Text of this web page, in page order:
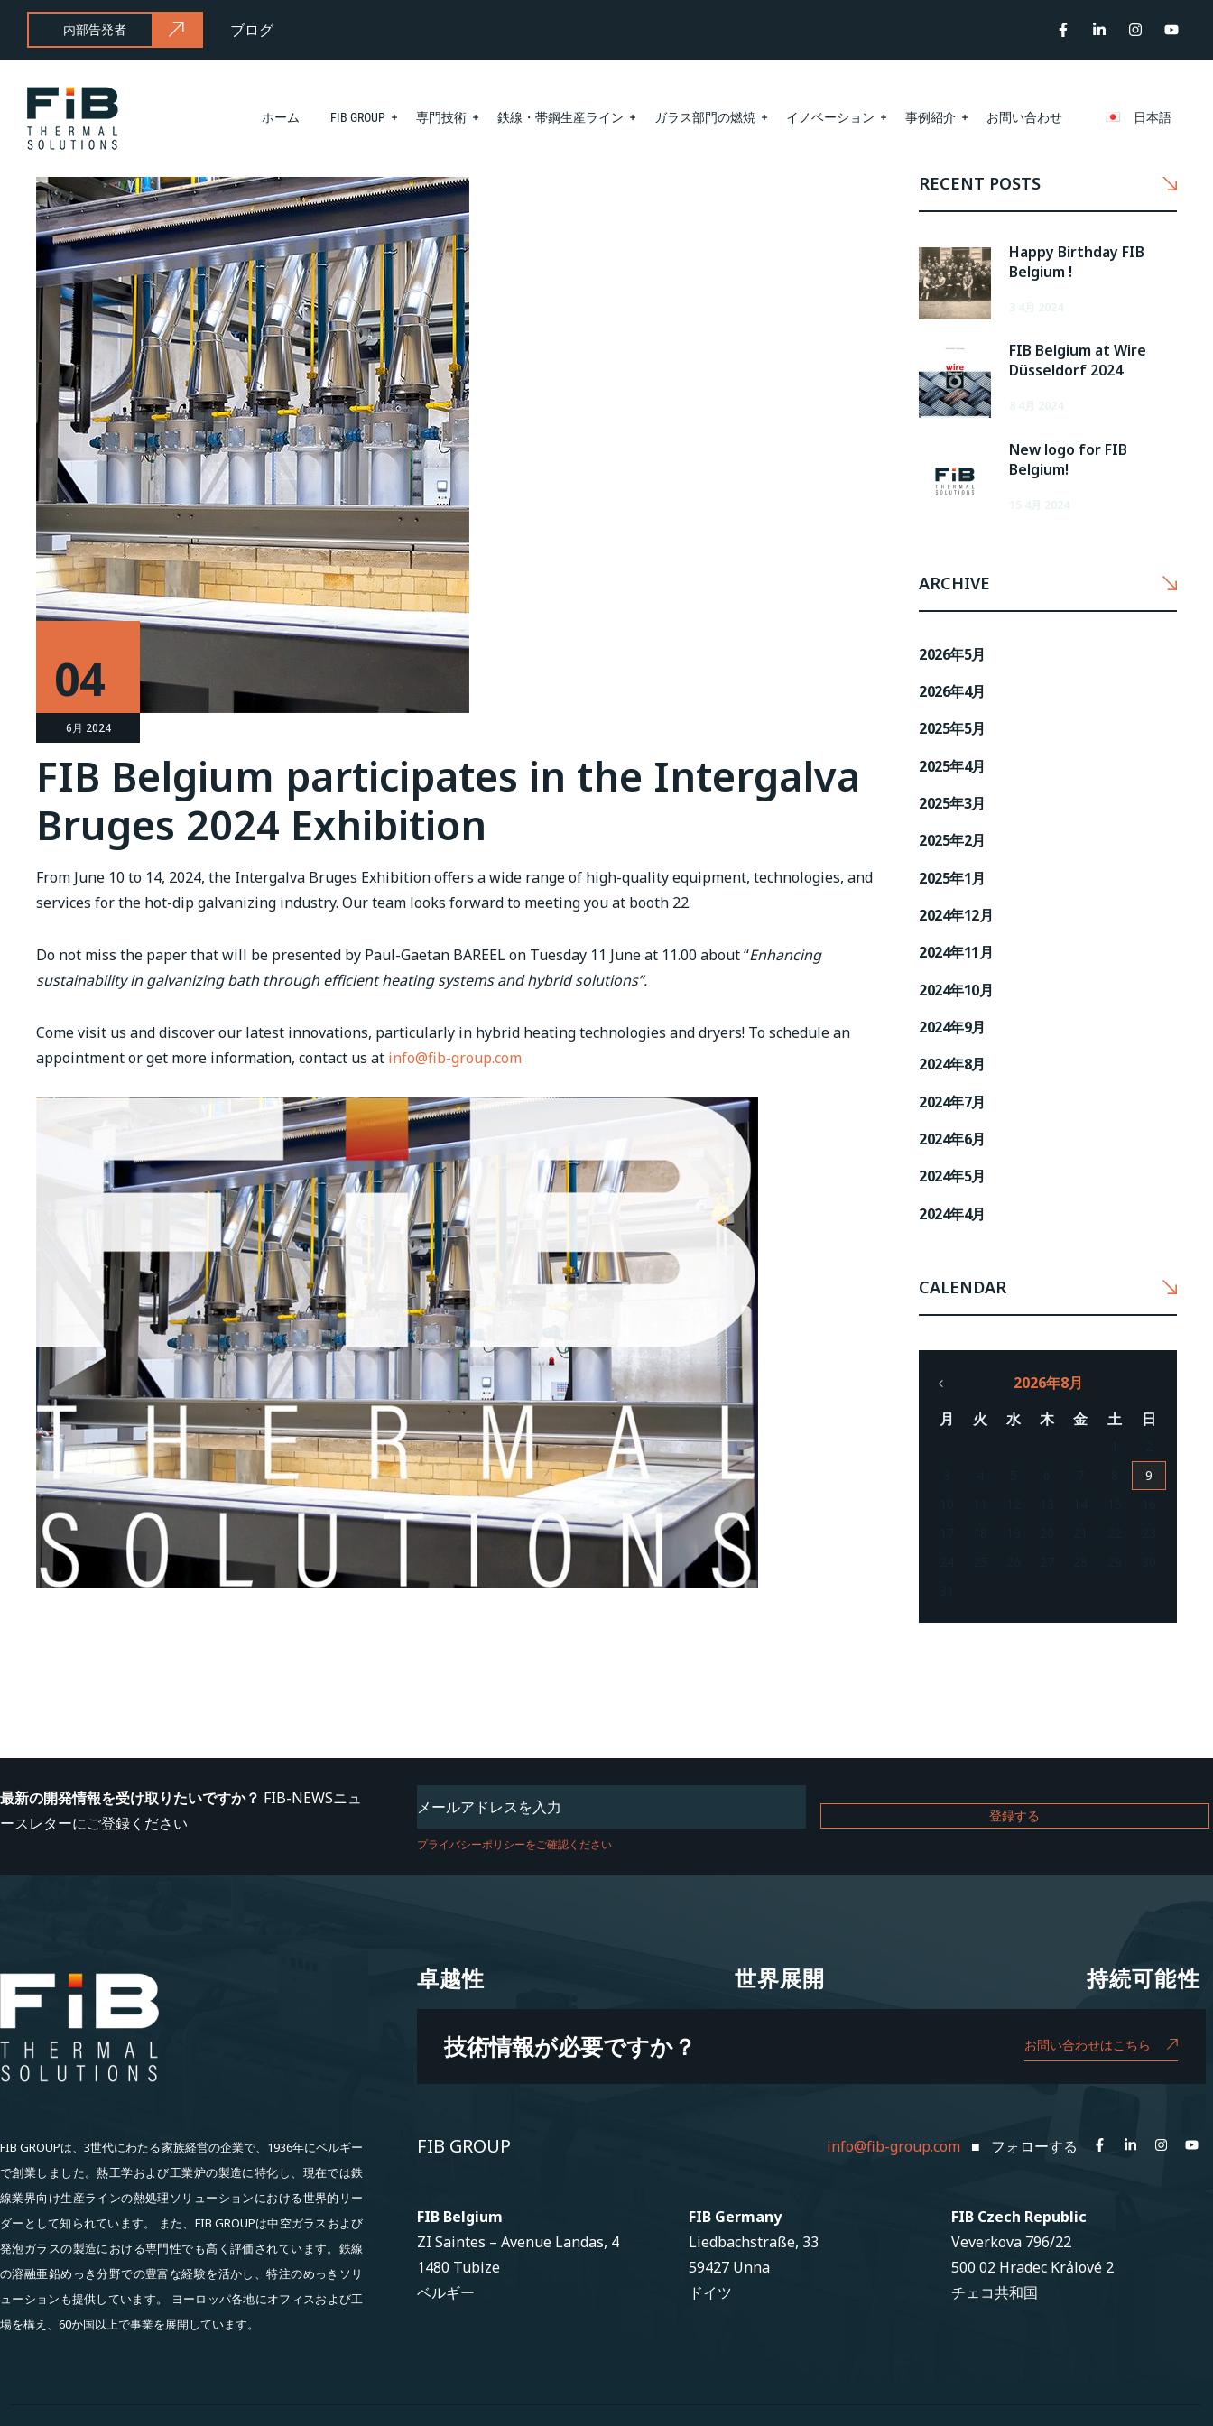
内部告発者 ブログ
ホーム FIB GROUP 専門技術 鉄線・帯鋼生産ライン ガラス部門の燃焼 イノベーション 事例紹介 お問い合わせ 日本語
04
6月 2024
FIB Belgium participates in the Intergalva
Bruges 2024 Exhibition
From June 10 to 14, 2024, the Intergalva Bruges Exhibition offers a wide range of high-quality equipment, technologies, and
services for the hot-dip galvanizing industry. Our team looks forward to meeting you at booth 22.
Do not miss the paper that will be presented by Paul-Gaetan BAREEL on Tuesday 11 June at 11.00 about “Enhancing
sustainability ingalvanizingbath throughefficient heating systems and hybridsolutions”.
Come visit us and discover our latest innovations, particularly in hybrid heating technologies and dryers! To schedule an
appointment or get more information, contact us at info@fib-group.com
RECENT POSTS
Happy Birthday FIB
Belgium !
FIB Belgium at Wire
Düsseldorf 2024
New logo for FIB
Belgium!
ARCHIVE
2026年5月
2026年4月
2025年5月
2025年4月
2025年3月
2025年2月
2025年1月
2024年12月
2024年11月
2024年10月
2024年9月
2024年8月
2024年7月
2024年6月
2024年5月
2024年4月
CALENDAR
2026年8月
月
火 水 木 金 土 日
9
最新の開発情報を受け取りたいですか？ FIB-NEWSニュ
ースレターにご登録ください
プライバシーポリシーをご確認ください
FIB GROUPは、3世代にわたる家族経営の企業で、1936年にベルギー
で創業しました。熱工学および工業炉の製造に特化し、現在では鉄
線業界向け生産ラインの熱処理ソリューションにおける世界的リー
ダーとして知られています。 また、FIB GROUPは中空ガラスおよび
発泡ガラスの製造における専門性でも高く評価されています。鉄線
の溶融亜鉛めっき分野での豊富な経験を活かし、特注のめっきソリ
ューションも提供しています。 ヨーロッパ各地にオフィスおよび工
場を構え、60か国以上で事業を展開しています。
卓越性
卓越性 世界展開
世界展開 持続可能性
持続可能性
技術情報が必要ですか？ お問い合わせはこちら
FIB GROUP info@fib-group.com■ フォローする
FIB Belgium
ZI Saintes – Avenue Landas, 4
1480 Tubize
ベルギー
FIB Germany
Liedbachstraße, 33
59427 Unna
ドイツ
FIB Czech Republic
Veverkova 796/22
500 02 Hradec Krảlové 2
チェコ共和国